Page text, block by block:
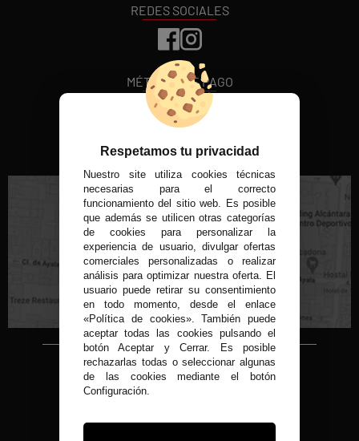
REDES SOCIALES
MÉTODOS DE PAGO
VISITA NUESTRA TIENDA FÍSICA
C/ Conde de Peñalver, 22 MADRID
Copyright © 2015-2026
Condor 1935.
Todos nuestros precios son IVA Incluido
Respetamos tu privacidad
Nuestro site utiliza cookies técnicas
necesarias para el correcto
funcionamiento del sitio web. Es posible
que además se utilicen otras categorías
de cookies para personalizar la
experiencia de usuario, divulgar ofertas
comerciales personalizadas o realizar
análisis para optimizar nuestra oferta. El
usuario puede retirar su consentimiento
en todo momento, desde el enlace
«Política de cookies». También puede
aceptar todas las cookies pulsando el
botón Aceptar y Cerrar. Es posible
rechazarlas todas o seleccionar algunas
de las cookies mediante el botón
Configuración.